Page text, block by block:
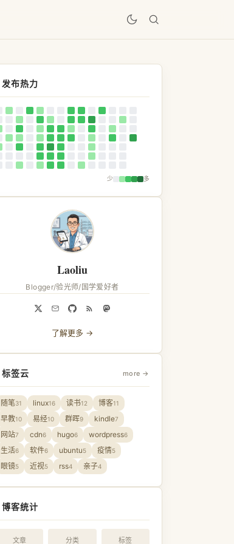
发布热力
少 多
Laoliu
Blogger/验光师/国学爱好者
了解更多 →
标签云 more →
随笔31 linux16 读书12 博客11
早教10 易经10 群晖9 kindle7
网站7 cdn6 hugo6 wordpress6
生活6 软件6 ubuntu5 疫情5
眼镜5 近视5 rss4 亲子4
博客统计
文章 分类 标签